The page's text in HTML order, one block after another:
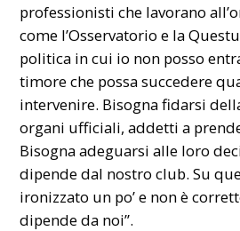
professionisti che lavorano
come l’Osservatorio e la
politica in cui io non posso
timore che possa succedere
intervenire. Bisogna fidarsi
organi ufficiali, addetti a
Bisogna adeguarsi alle loro
dipende dal nostro club. Su
ironizzato un po’ e non è
dipende da noi”.